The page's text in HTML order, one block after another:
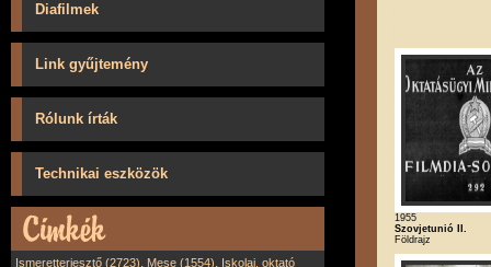
Diafilmek
Link gyűjtemény
Rólunk írták
Technikai eszközök
Ismeretterjesztő (2723), Mese (1554), Iskolai, oktató
1955
Szovjetunió II.
Földrajz